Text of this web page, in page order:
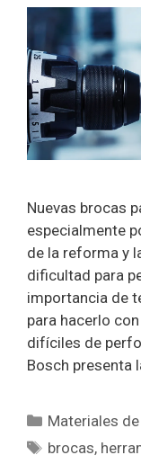
Nuevas brocas
especialmente
de la reforma y
dificultad para
importancia de
para hacerlo
difíciles de
Bosch presenta
Categorías
Materiales
Etiquetas
brocas,